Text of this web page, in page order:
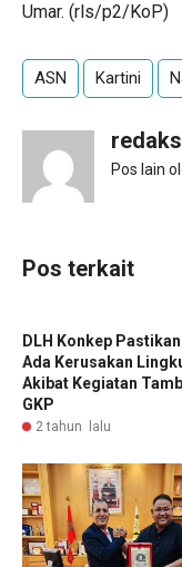
Umar. (rls/p2/KoP)
ASN Kartini
Pos lain
Pos terkait
DLH Konkep
Ada Kerusakan
Akibat Kegiatan
GKP
2 tahun lalu